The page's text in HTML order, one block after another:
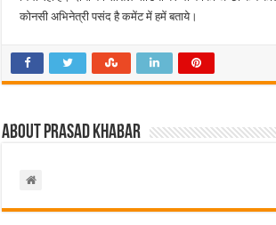
कोनसी अभिनेत्री पसंद है कमेंट में हमें बताये।
About Prasad Khabar